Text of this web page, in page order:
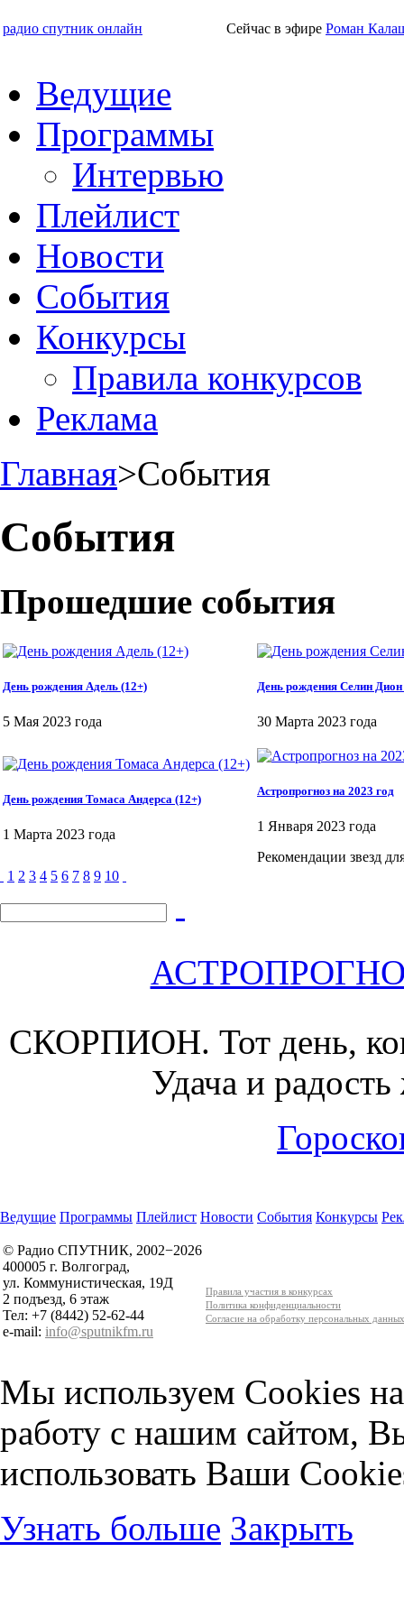
радио спутник онлайн Сейчас в эфире Роман
Ведущие
Программы
Интервью
Плейлист
Новости
События
Конкурсы
Правила конкурсов
Реклама
Главная>События
События
Прошедшие события
День рождения Адель (12+)
5 Мая 2023 года
День рождения Селин Дион
30 Марта 2023 года
День рождения Томаса Андерса (12+)
1 Марта 2023 года
Астропрогноз на 2023 год
1 Января 2023 года
Рекомендации звезд
1 2 3 4 5 6 7 8 9 10
СКОРПИОН. Тот день,
Удача и радость
Ведущие Программы Плейлист Новости События Конкурсы
© Радио СПУТНИК, 2002−2026
400005 г. Волгоград,
ул. Коммунистическая, 19Д
2 подъезд, 6 этаж
Тел: +7 (8442) 52-62-44
e-mail: info@sputnikfm.ru
Правила участия в конкурсах
Политика конфиденциальности
Согласие на обработку персональных данных
Мы используем Cookies
работу с нашим сайтом,
использовать Ваши
Узнать больше Закрыть